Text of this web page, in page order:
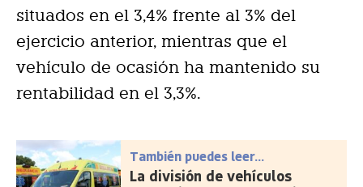
situados en el 3,4% frente al 3% del
ejercicio anterior, mientras que el
vehículo de ocasión ha mantenido su
rentabilidad en el 3,3%.
También puedes leer...
La división de vehículos